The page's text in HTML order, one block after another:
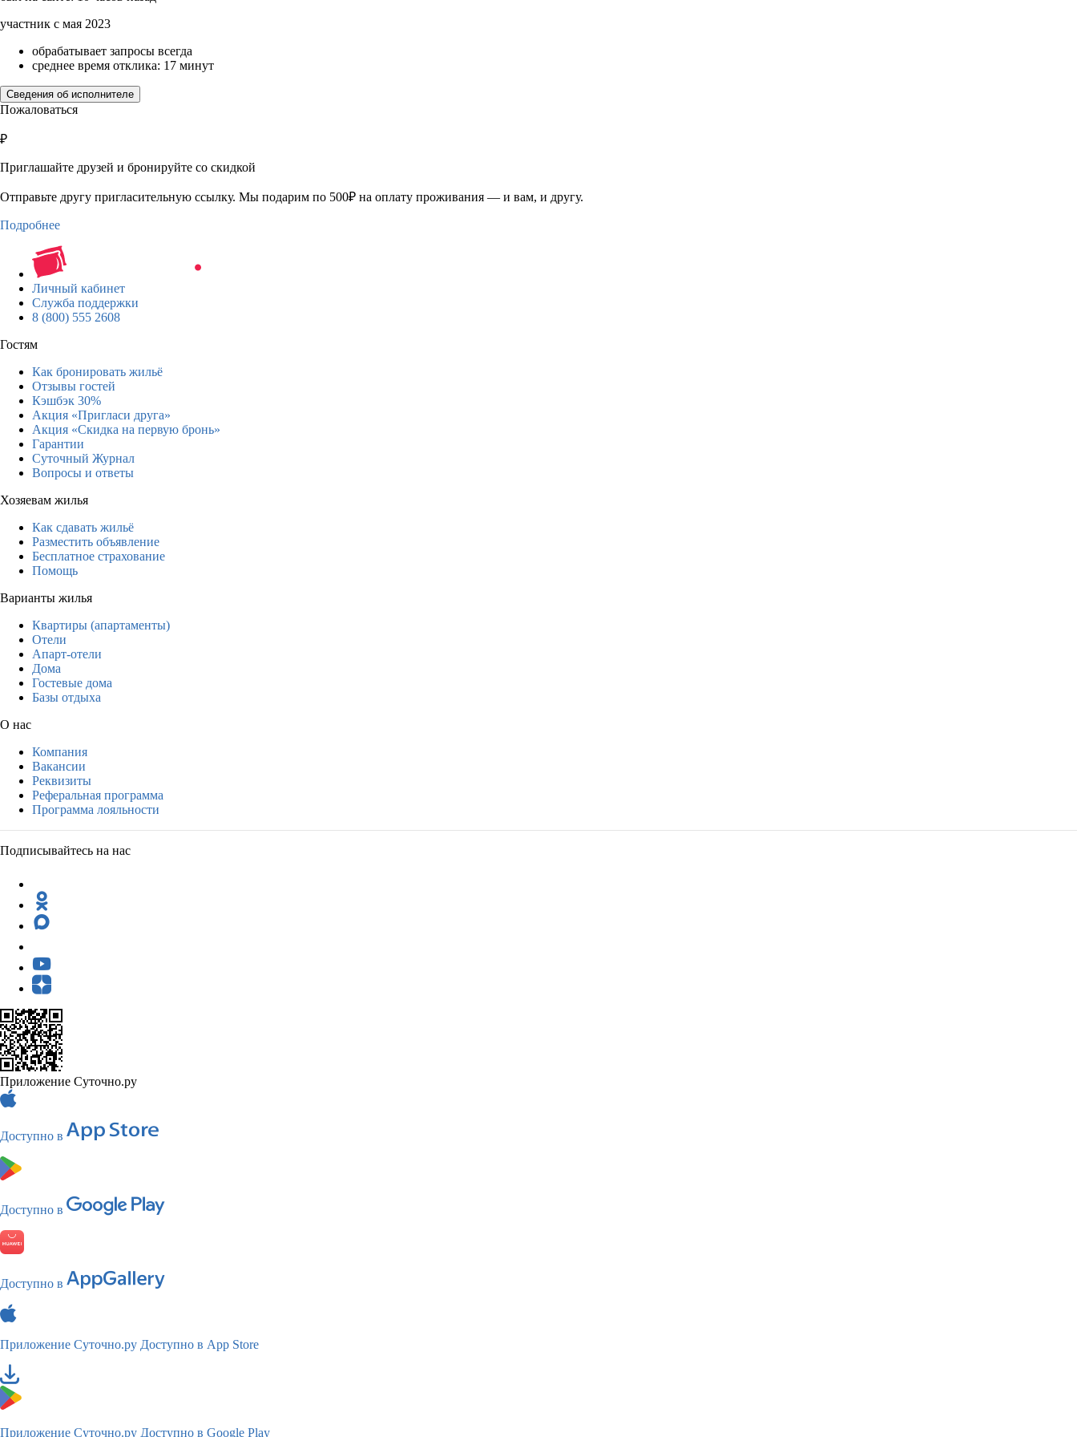
участник с мая 2023
обрабатывает запросы всегда
среднее время отклика: 17 минут
Сведения об исполнителе
Пожаловаться
₽
Приглашайте друзей и бронируйте со скидкой
Отправьте другу пригласительную ссылку. Мы подарим по 500₽ на оплату проживания — и вам, и другу.
Подробнее
Личный кабинет
Служба поддержки
8 (800) 555 2608
Гостям
Как бронировать жильё
Отзывы гостей
Кэшбэк 30%
Акция «Пригласи друга»
Акция «Скидка на первую бронь»
Гарантии
Суточный Журнал
Вопросы и ответы
Хозяевам жилья
Как сдавать жильё
Разместить объявление
Бесплатное страхование
Помощь
Варианты жилья
Квартиры (апартаменты)
Отели
Апарт-отели
Дома
Гостевые дома
Базы отдыха
О нас
Компания
Вакансии
Реквизиты
Реферальная программа
Программа лояльности
Подписывайтесь на нас
Приложение Суточно.ру
Доступно в
Доступно в
Доступно в
Приложение Суточно.ру Доступно в App Store
Приложение Суточно.ру Доступно в Google Play